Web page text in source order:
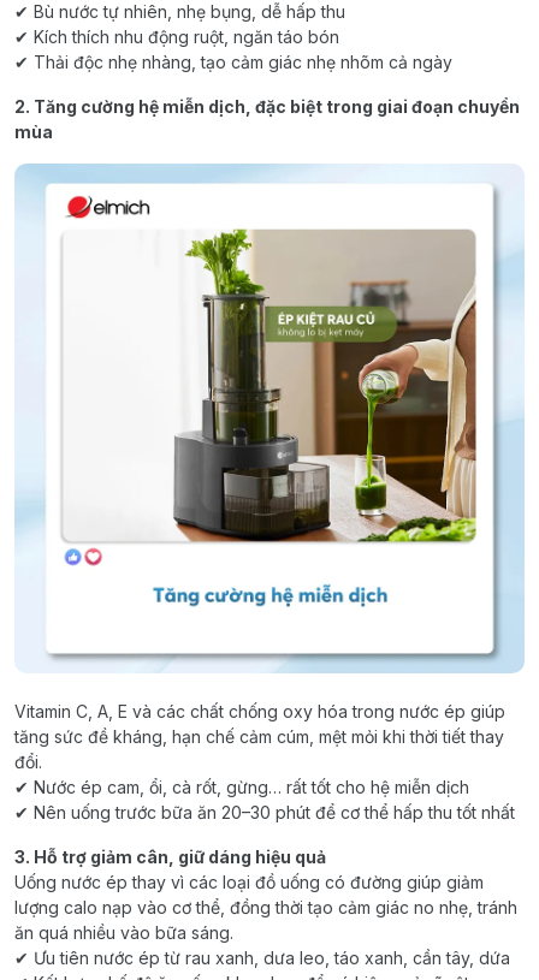
✔ Bù nước tự nhiên, nhẹ bụng, dễ hấp thu
✔ Kích thích nhu động ruột, ngăn táo bón
✔ Thải độc nhẹ nhàng, tạo cảm giác nhẹ nhõm cả ngày
2. Tăng cường hệ miễn dịch, đặc biệt trong giai đoạn chuyển
mùa
Vitamin C, A, E và các chất chống oxy hóa trong nước ép giúp
tăng sức đề kháng, hạn chế cảm cúm, mệt mỏi khi thời tiết thay
đổi.
✔ Nước ép cam, ổi, cà rốt, gừng… rất tốt cho hệ miễn dịch
✔ Nên uống trước bữa ăn 20–30 phút để cơ thể hấp thu tốt nhất
3. Hỗ trợ giảm cân, giữ dáng hiệu quả
Uống nước ép thay vì các loại đồ uống có đường giúp giảm
lượng calo nạp vào cơ thể, đồng thời tạo cảm giác no nhẹ, tránh
ăn quá nhiều vào bữa sáng.
✔ Ưu tiên nước ép từ rau xanh, dưa leo, táo xanh, cần tây, dứa